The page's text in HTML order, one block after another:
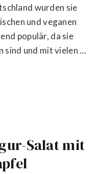
wurden sie
und veganen
populär, da sie
sind und mit vielen …
Salat mit